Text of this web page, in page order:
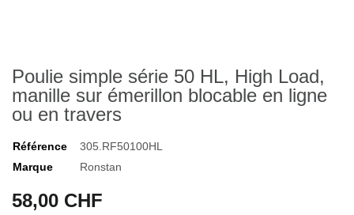
Poulie simple série 50 HL, High Load,
manille sur émerillon blocable en ligne
ou en travers
Référence
305.RF50100HL
Marque
Ronstan
58,00 CHF